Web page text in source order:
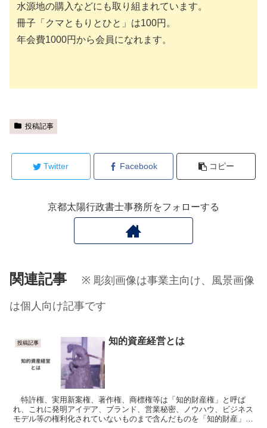
水源地の購入などにも取り組まれています。
冊子「クマともりとひと」は100円。
年会費1000円から会員になれます。
投稿記事
Twitter Facebook コピー
京都太陽行政書士事務所をフォローする
関連記事
※ 彫刻画像は事業主向け、風景画像
は個人向け記事です
投稿記事 知的資産経営とは
特許権、実用新案権、著作権、商標権等は「知的財産権」と呼ば
れ、これに発明アイデア、ブランド、営業秘密、ノウハウ、ビジネス
モデル等の権利化されていないものまで含んだものを「知的財産」と